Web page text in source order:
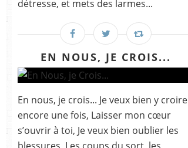
détresse, et mets des larmes...
EN NOUS, JE CROIS...
En nous, je crois... Je veux bien y croire
encore une fois, Laisser mon cœur
s’ouvrir à toi, Je veux bien oublier les